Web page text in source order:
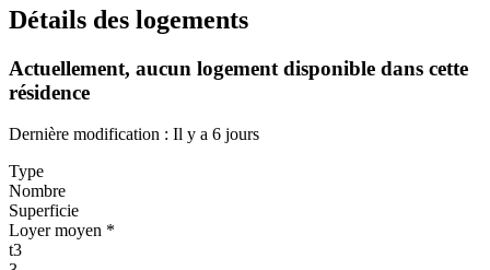
Détails des logements
Actuellement, aucun logement disponible dans cette
résidence
Dernière modification : Il y a 6 jours
Type
Nombre
Superficie
Loyer moyen *
t3